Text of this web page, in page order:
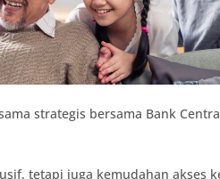
strategis bersama Bank
tetapi juga kemudahan akses